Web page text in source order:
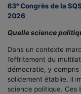
63ᵉ Congrès de la
2026
Quelle science
Dans un contexte
l’effritement du
démocratie, y
solidement établie, il
science politique. Ces